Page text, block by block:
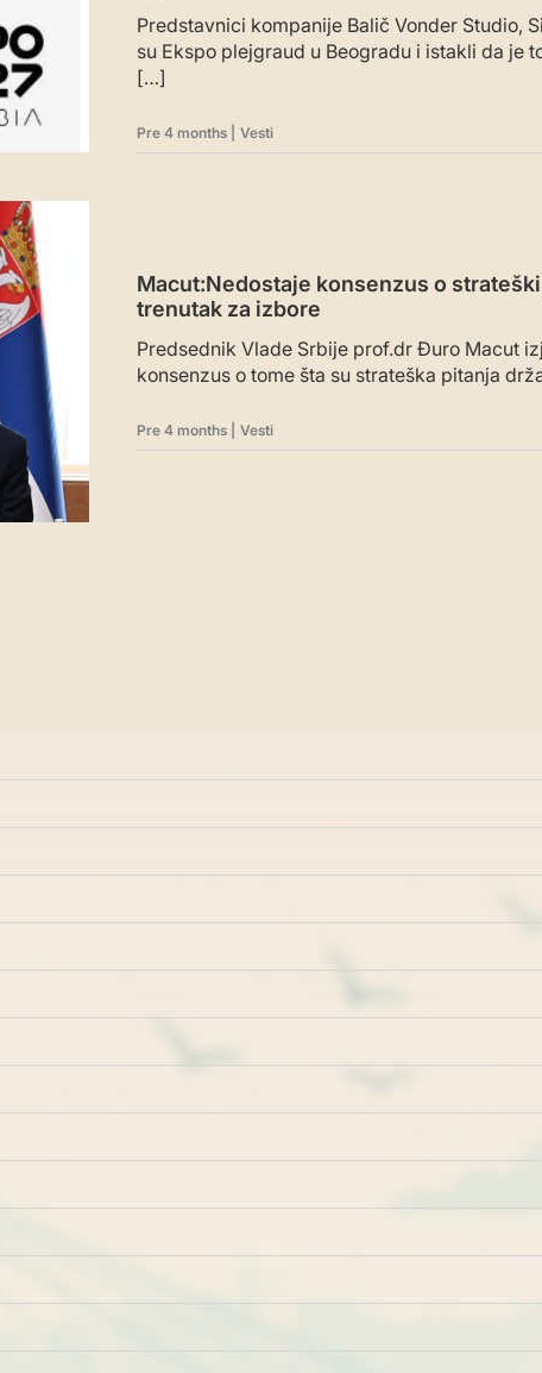
Predstavnici kompanije Balič Vonder Studio,
su Ekspo plejgraud u Beogradu i istakli da je
[…]
Pre 4 months Vesti
Macut:Nedostaje konsenzus o
trenutak za izbore
Predsednik Vlade Srbije prof.dr Đuro Macut
konsenzus o tome šta su strateška pitanja
Pre 4 months Vesti